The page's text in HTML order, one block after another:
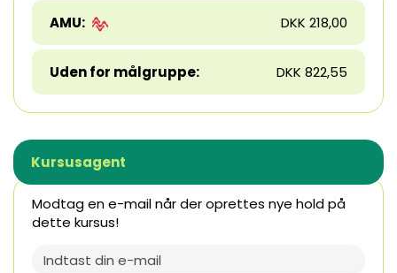
AMU: DKK 218,00
Uden for målgruppe: DKK 822,55
Kursusagent
Modtag en e-mail når der oprettes nye hold på
dette kursus!